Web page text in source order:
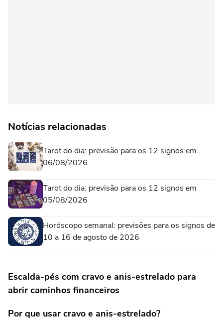
Notícias relacionadas
Tarot do dia: previsão para os 12 signos em
06/08/2026
Tarot do dia: previsão para os 12 signos em
05/08/2026
Horóscopo semanal: previsões para os signos de
10 a 16 de agosto de 2026
Escalda-pés com cravo e anis-estrelado para
abrir caminhos financeiros
Por que usar cravo e anis-estrelado?